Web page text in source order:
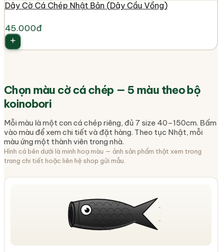
Dây Cờ Cá Chép Nhật Bản (Dây Cầu Vồng)
45.000đ
Chọn màu cờ cá chép — 5 màu theo bộ
koinobori
Mỗi màu là một con cá chép riêng, đủ 7 size 40–150cm. Bấm
vào màu để xem chi tiết và đặt hàng. Theo tục Nhật, mỗi
màu ứng một thành viên trong nhà.
Hình cá bên dưới là minh hoạ màu — ảnh sản phẩm thật xem trong
trang chi tiết hoặc liên hệ shop gửi mẫu.